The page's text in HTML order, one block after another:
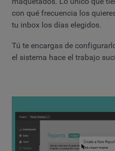
con qué frecuencia los
tu inbox los días elegidos.
Tú te encargas de
el sistema hace el trabajo